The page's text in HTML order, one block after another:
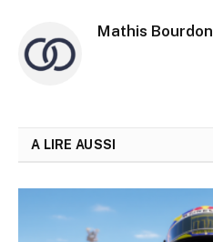
Mathis Bourdon
A LIRE AUSSI